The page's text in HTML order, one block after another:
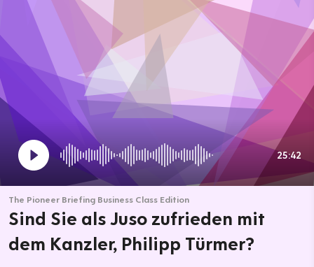
25:42
The Pioneer Briefing Business Class Edition
Sind Sie als Juso zufrieden mit
dem Kanzler, Philipp Türmer?